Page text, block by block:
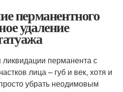
перманентного
удаление
перманента с
лица – губ и век, хотя и
убрать неодимовым